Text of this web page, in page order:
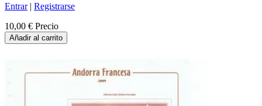
Entrar| Registrarse
10,00 € Precio
Añadir al carrito